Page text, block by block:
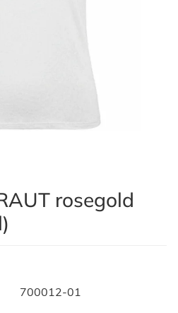
rosegold
700012-01